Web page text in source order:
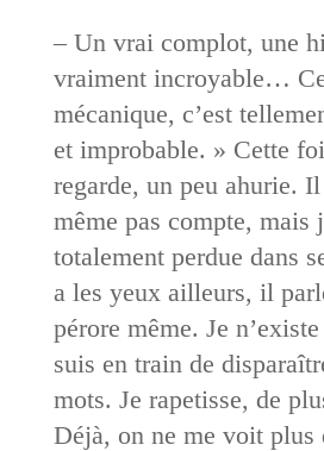
– Un vrai complot, une
vraiment incroyable…
mécanique, c’est
et improbable. » Cette
regarde, un peu ahurie. Il
même pas compte, mais
totalement perdue dans
a les yeux ailleurs, il
pérore même. Je
suis en train de
mots. Je rapetisse, de
Déjà, on ne me voit plus